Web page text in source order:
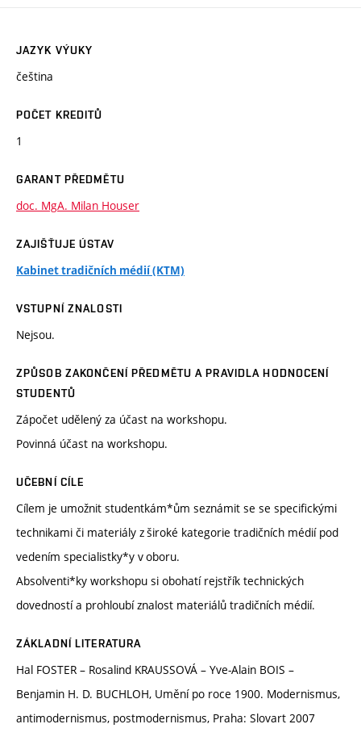
JAZYK VÝUKY
čeština
POČET KREDITŮ
1
GARANT PŘEDMĚTU
doc. MgA. Milan Houser
ZAJIŠŤUJE ÚSTAV
Kabinet tradičních médií (KTM)
VSTUPNÍ ZNALOSTI
Nejsou.
ZPŮSOB ZAKONČENÍ PŘEDMĚTU A PRAVIDLA HODNOCENÍ
STUDENTŮ
Zápočet udělený za účast na workshopu.
Povinná účast na workshopu.
UČEBNÍ CÍLE
Cílem je umožnit studentkám*ům seznámit se se specifickými
technikami či materiály z široké kategorie tradičních médií pod
vedením specialistky*y v oboru.
Absolventi*ky workshopu si obohatí rejstřík technických
dovedností a prohloubí znalost materiálů tradičních médií.
ZÁKLADNÍ LITERATURA
Hal FOSTER – Rosalind KRAUSSOVÁ – Yve-Alain BOIS –
Benjamin H. D. BUCHLOH, Umění po roce 1900. Modernismus,
antimodernismus, postmodernismus, Praha: Slovart 2007